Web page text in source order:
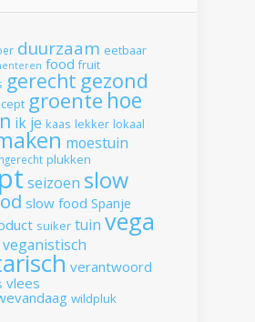
duurzaam eetbaar
food fruit
gerecht gezond
groente hoe
ik je kaas lekker lokaal
moestuin
plukken
seizoen slow
slow food Spanje
suiker tuin vega
veganistisch
verantwoord
vlees
wildpluk